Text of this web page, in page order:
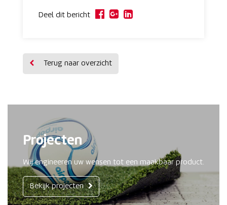
Deel dit bericht
Terug naar overzicht
Projecten
Wij engineeren uw wensen tot een maakbaar product.
Bekijk projecten